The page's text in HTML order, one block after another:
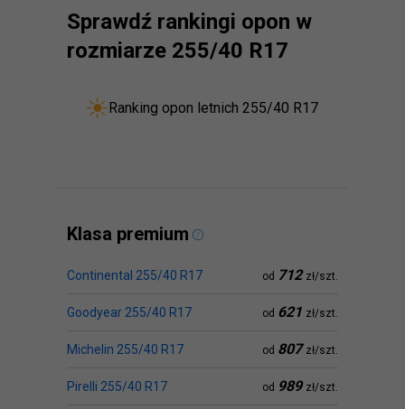
Sprawdź rankingi opon w
rozmiarze 255/40 R17
Ranking opon letnich 255/40 R17
Klasa premium
Continental 255/40 R17 od 712 zł/szt.
Goodyear 255/40 R17 od 621 zł/szt.
Michelin 255/40 R17 od 807 zł/szt.
Pirelli 255/40 R17 od 989 zł/szt.